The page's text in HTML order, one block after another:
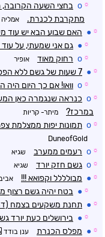
☼
o בחצי השעה הקרובה,
מתקרבת לכנרת.
אמליה
☼
● האם שבוע הבא יש עוד
☼
● גם אני שמעתי, על
☼
o רחוק מאוד אופיר
☼
● 7 שעות של גשם ללא הפסקה כאן!
☼
o וואו! אם כך היום
☼
o כנראה שנגמרה כאן
במרכז?
מיתר- קריות
☼
o תמונות יפות ממצלמת
DuneofGold
☼
o רעמים ממערב שגיא
☼
o גשם חזק יורד שגיא
☼
● מבולללל וקפואא !!!
☼
● בטח יהיה גשם רצוף
☼
● תחנת משקעים בצמח
☼
● בירושלים כעת יורד
☼
● מפלס הכנרת ענן בודד